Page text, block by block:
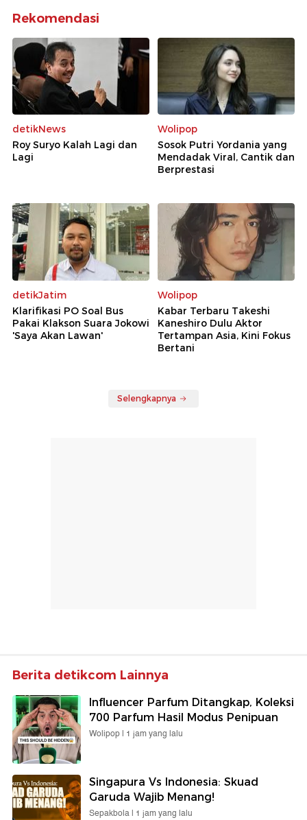
Rekomendasi
detikNews
Roy Suryo Kalah Lagi dan
Lagi
Wolipop
Sosok Putri Yordania yang
Mendadak Viral, Cantik dan
Berprestasi
detikJatim
Klarifikasi PO Soal Bus
Pakai Klakson Suara Jokowi
'Saya Akan Lawan'
Wolipop
Kabar Terbaru Takeshi
Kaneshiro Dulu Aktor
Tertampan Asia, Kini Fokus
Bertani
Selengkapnya
Berita detikcom Lainnya
Influencer Parfum Ditangkap, Koleksi
700 Parfum Hasil Modus Penipuan
Wolipop | 1 jam yang lalu
Singapura Vs Indonesia: Skuad
Garuda Wajib Menang!
Sepakbola | 1 jam yang lalu